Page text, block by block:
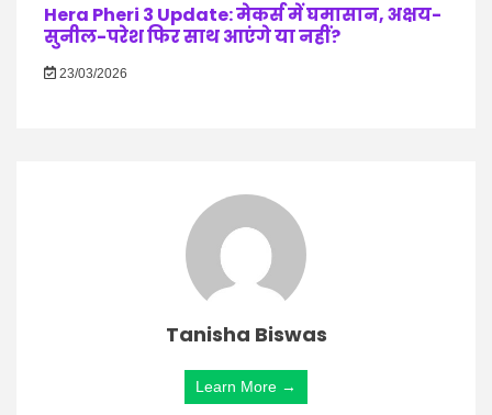
Hera Pheri 3 Update: मेकर्स में घमासान, अक्षय-
सुनील-परेश फिर साथ आएंगे या नहीं?
23/03/2026
Tanisha Biswas
Learn More →